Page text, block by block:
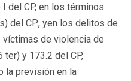
del CP, en los términos
del CP., yen los delitos de
de violencia de
y 173.2 del CP,
la previsión en la